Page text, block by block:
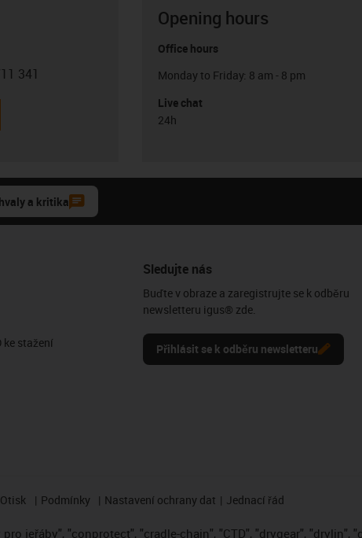
341
Opening hours
Office hours
Monday to Friday: 8 am - 8 pm
Live chat
24h
a kritika
ke stažení
Sledujte nás
Buďte v obraze a zaregistrujte se k odběru
newsletteru igus® zde.
Přihlásit se k odběru newsletteru
Otisk Podmínky Nastavení ochrany dat Jednací řád
jeřáby", "conprotect", "cradle-chain", "CTD", "drygear", "drylin",